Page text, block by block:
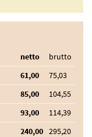
netto
brutto
61,00
75,03
85,00
104,55
93,00
114,39
240,00 295,20